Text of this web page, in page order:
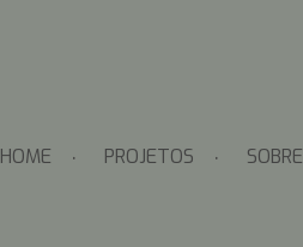
HOME PROJETOS SOBRE